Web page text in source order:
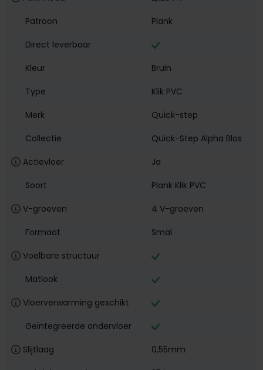
Patroon
Plank
Direct leverbaar
Kleur
Bruin
Type
Klik PVC
Merk
Quick-step
Collectie
Quick-Step Alpha Blos
Actievloer
Ja
Soort
Plank Klik PVC
V-groeven
4 V-groeven
Formaat
Smal
Voelbare structuur
Matlook
Vloerverwarming geschikt
Geïntegreerde ondervloer
Slijtlaag
0,55mm